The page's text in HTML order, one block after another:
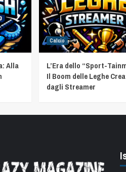
Alla
Calcio
L’Era dello “Sport-
Il Boom delle Leghe
dagli Streamer